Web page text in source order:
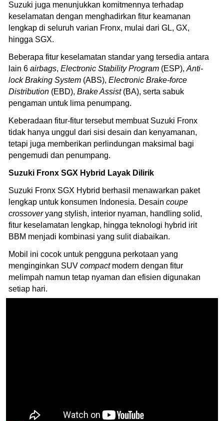
Suzuki juga menunjukkan komitmennya terhadap
keselamatan dengan menghadirkan fitur keamanan
lengkap di seluruh varian Fronx, mulai dari GL, GX,
hingga SGX.
Beberapa fitur keselamatan standar yang tersedia antara
lain 6 airbags, Electronic Stability Program (ESP), Anti-
lock Braking System (ABS), Electronic Brake-force
Distribution (EBD), Brake Assist(BA), serta sabuk
pengaman untuk lima penumpang.
Keberadaan fitur-fitur tersebut membuat Suzuki Fronx
tidak hanya unggul dari sisi desain dan kenyamanan,
tetapi juga memberikan perlindungan maksimal bagi
pengemudi dan penumpang.
Suzuki Fronx SGX Hybrid Layak Dilirik
Suzuki Fronx SGX Hybrid berhasil menawarkan paket
lengkap untuk konsumen Indonesia. Desain coupe
crossoveryang stylish, interior nyaman, handling solid,
fitur keselamatan lengkap, hingga teknologi hybrid irit
BBM menjadi kombinasi yang sulit diabaikan.
Mobil ini cocok untuk pengguna perkotaan yang
menginginkan SUV compact modern dengan fitur
melimpah namun tetap nyaman dan efisien digunakan
setiap hari.